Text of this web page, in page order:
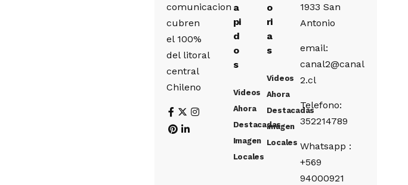
comunicacion
cubren
el 100%
del litoral
central
Chileno
a
pi
d
o
s
Videos
Ahora
Destacadas
Imagen
Locales
o
ri
a
s
Videos
Ahora
Destacadas
Imagen
Locales
1933 San
Antonio
email:
canal2@canal
2.cl
Telefono:
352214789
Whatsapp :
+569
94000921